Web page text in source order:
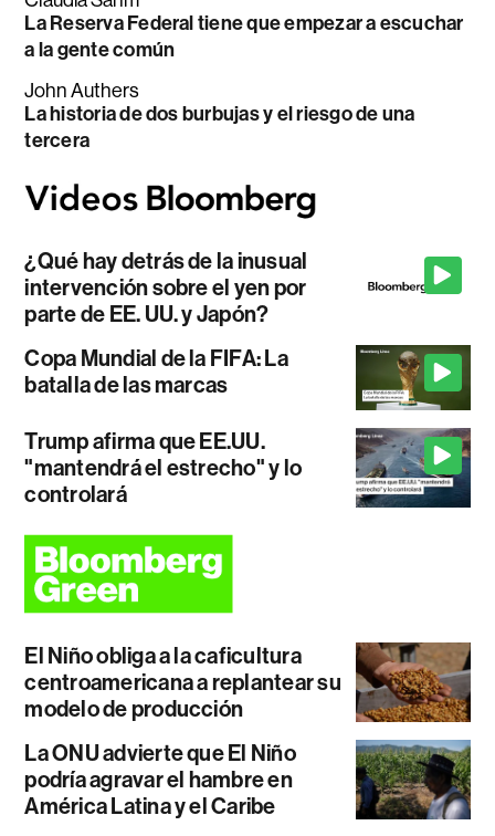
La Reserva Federal tiene que empezar a escuchar
a la gente común
John Authers
La historia de dos burbujas y el riesgo de una
tercera
¿Qué hay detrás de la inusual
intervención sobre el yen por
parte de EE. UU. y Japón?
Copa Mundial de la FIFA: La
batalla de las marcas
Trump afirma que EE.UU.
"mantendrá el estrecho" y lo
controlará
El Niño obliga a la caficultura
centroamericana a replantear su
modelo de producción
La ONU advierte que El Niño
podría agravar el hambre en
América Latina y el Caribe